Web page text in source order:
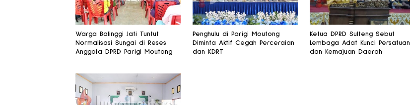
Warga Balinggi Jati Tuntut
Normalisasi Sungai di Reses
Anggota DPRD Parigi Moutong
Penghulu di Parigi Moutong
Diminta Aktif Cegah Perceraian
dan KDRT
Ketua DPRD Sulteng Sebut
Lembaga Adat Kunci Persatuan
dan Kemajuan Daerah